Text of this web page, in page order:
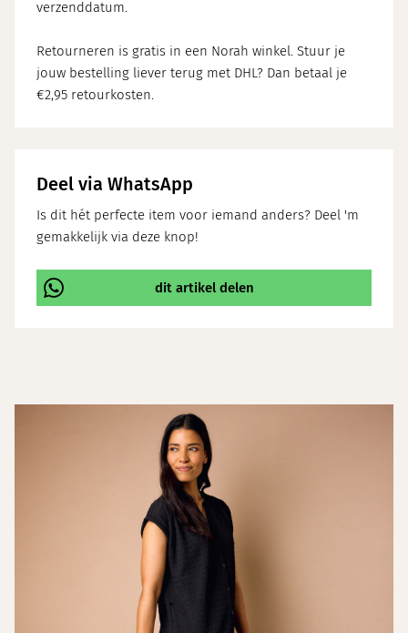
verzenddatum.
Retourneren is gratis in een Norah winkel. Stuur je
jouw bestelling liever terug met DHL? Dan betaal je
€2,95 retourkosten.
Deel via WhatsApp
Is dit hét perfecte item voor iemand anders? Deel 'm
gemakkelijk via deze knop!
dit artikel delen